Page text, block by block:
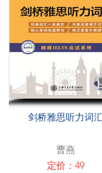
剑桥雅思听力词汇
曹燕
定价：49